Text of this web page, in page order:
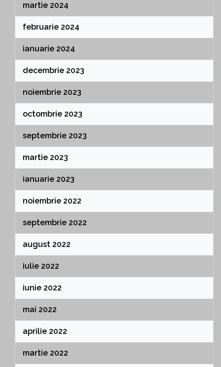
martie 2024
februarie 2024
ianuarie 2024
decembrie 2023
noiembrie 2023
octombrie 2023
septembrie 2023
martie 2023
ianuarie 2023
noiembrie 2022
septembrie 2022
august 2022
iulie 2022
iunie 2022
mai 2022
aprilie 2022
martie 2022